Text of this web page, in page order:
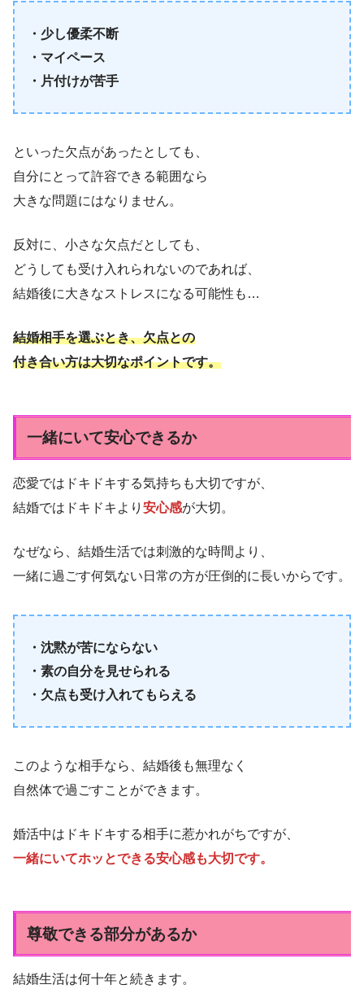
・少し優柔不断
・マイペース
・片付けが苦手
といった欠点があったとしても、
自分にとって許容できる範囲なら
大きな問題にはなりません。
反対に、小さな欠点だとしても、
どうしても受け入れられないのであれば、
結婚後に大きなストレスになる可能性も…
結婚相手を選ぶとき、欠点との
付き合い方は大切なポイントです。
一緒にいて安心できるか
恋愛ではドキドキする気持ちも大切ですが、
結婚ではドキドキより 安心感が大切。
なぜなら、結婚生活では刺激的な時間より、
一緒に過ごす何気ない日常の方が圧倒的に長いからです。
・沈黙が苦にならない
・素の自分を見せられる
・欠点も受け入れてもらえる
このような相手なら、結婚後も無理なく
自然体で過ごすことができます。
婚活中はドキドキする相手に惹かれがちですが、
一緒にいてホッとできる安心感も大切です。
尊敬できる部分があるか
結婚生活は何十年と続きます。